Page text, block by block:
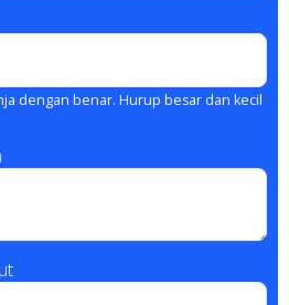
dengan benar. Hurup besar dan kecil